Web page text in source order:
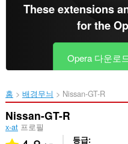
These extensions
for the
Opera 다운로
홈 배경무늬 Nissan-GT-R‎
Nissan-GT-R
x-at프로필
등급